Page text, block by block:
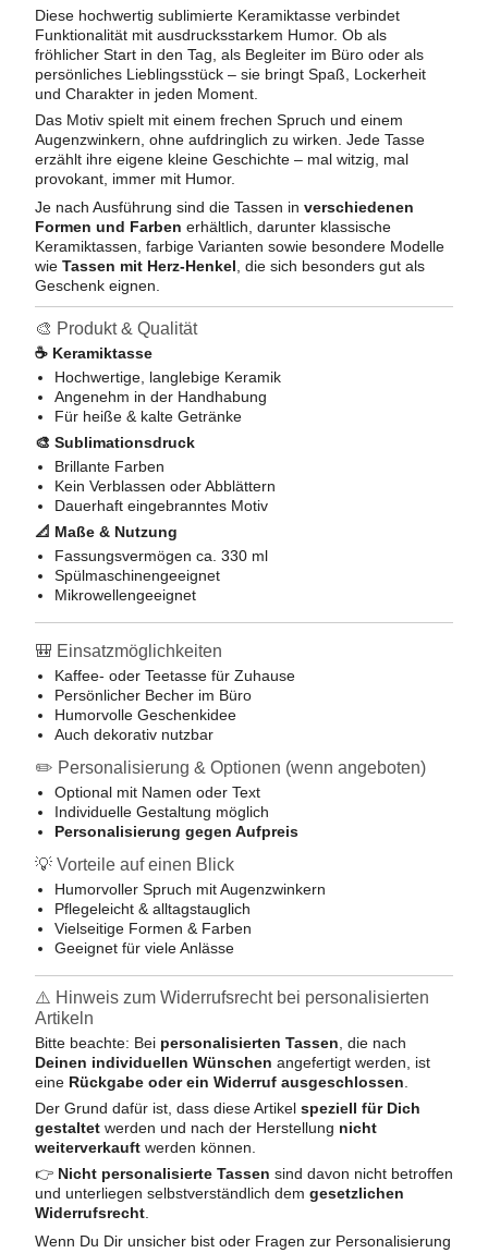
Diese hochwertig sublimierte Keramiktasse verbindet
Funktionalität mit ausdrucksstarkem Humor. Ob als
fröhlicher Start in den Tag, als Begleiter im Büro oder als
persönliches Lieblingsstück – sie bringt Spaß, Lockerheit
und Charakter in jeden Moment.
Das Motiv spielt mit einem frechen Spruch und einem
Augenzwinkern, ohne aufdringlich zu wirken. Jede Tasse
erzählt ihre eigene kleine Geschichte – mal witzig, mal
provokant, immer mit Humor.
Je nach Ausführung sind die Tassen in verschiedenen
Formen und Farben erhältlich, darunter klassische
Keramiktassen, farbige Varianten sowie besondere Modelle
wie Tassen mit Herz-Henkel , die sich besonders gut als
Geschenk eignen.
🎨 Produkt & Qualität
☕ Keramiktasse
Hochwertige, langlebige Keramik
Angenehm in der Handhabung
Für heiße & kalte Getränke
🎨 Sublimationsdruck
Brillante Farben
Kein Verblassen oder Abblättern
Dauerhaft eingebranntes Motiv
📐 Maße & Nutzung
Fassungsvermögen ca. 330 ml
Spülmaschinengeeignet
Mikrowellengeeignet
🎒 Einsatzmöglichkeiten
Kaffee- oder Teetasse für Zuhause
Persönlicher Becher im Büro
Humorvolle Geschenkidee
Auch dekorativ nutzbar
✏️ Personalisierung & Optionen (wenn angeboten)
Optional mit Namen oder Text
Individuelle Gestaltung möglich
Personalisierung gegen Aufpreis
💡 Vorteile auf einen Blick
Humorvoller Spruch mit Augenzwinkern
Pflegeleicht & alltagstauglich
Vielseitige Formen & Farben
Geeignet für viele Anlässe
⚠️ Hinweis zum Widerrufsrecht bei personalisierten
Artikeln
Bitte beachte: Bei personalisierten Tassen , die nach
Deinen individuellen Wünschen angefertigt werden, ist
eine Rückgabe oder ein Widerruf ausgeschlossen
Der Grund dafür ist, dass diese Artikel speziell für Dich
gestaltet werden und nach der Herstellung nicht
weiterverkauft werden können.
👉 Nicht personalisierte Tassen sind davon nicht betroffen
und unterliegen selbstverständlich dem gesetzlichen
Widerrufsrecht
Wenn Du Dir unsicher bist oder Fragen zur Personalisierung